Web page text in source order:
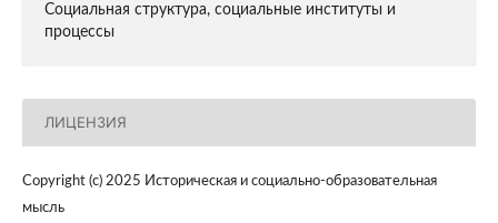
Социальная структура, социальные институты и
процессы
ЛИЦЕНЗИЯ
Copyright (c) 2025 Историческая и социально-образовательная
мысль